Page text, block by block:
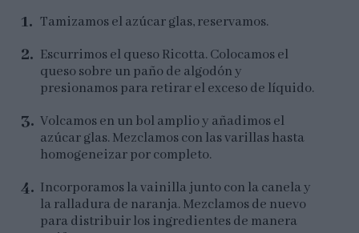
Tamizamos el azúcar glas, reservamos.
Escurrimos el queso Ricotta. Colocamos el
queso sobre un paño de algodón y
presionamos para retirar el exceso de líquido.
Volcamos en un bol amplio y añadimos el
azúcar glas. Mezclamos con las varillas hasta
homogeneizar por completo.
Incorporamos la vainilla junto con la canela y
la ralladura de naranja. Mezclamos de nuevo
para distribuir los ingredientes de manera